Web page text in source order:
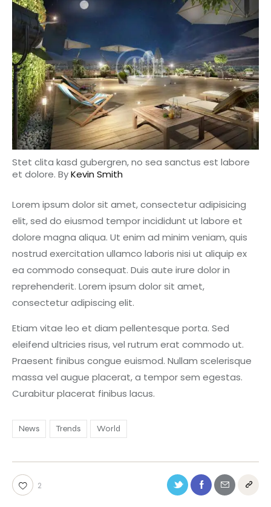
Stet clita kasd gubergren, no sea sanctus est labore
et dolore. ByKevin Smith
Lorem ipsum dolor sit amet, consectetur adipisicing
elit, sed do eiusmod tempor incididunt ut labore et
dolore magna aliqua. Ut enim ad minim veniam, quis
nostrud exercitation ullamco laboris nisi ut aliquip ex
ea commodo consequat. Duis aute irure dolor in
reprehenderit. Lorem ipsum dolor sit amet,
consectetur adipiscing elit.
Etiam vitae leo et diam pellentesque porta. Sed
eleifend ultricies risus, vel rutrum erat commodo ut.
Praesent finibus congue euismod. Nullam scelerisque
massa vel augue placerat, a tempor sem egestas.
Curabitur placerat finibus lacus.
News Trends World
2